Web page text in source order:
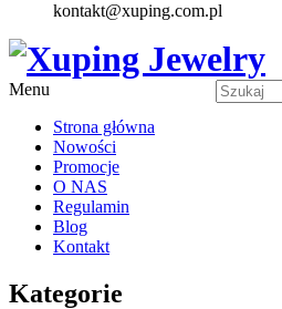
kontakt@xuping.com.pl
Menu
Strona główna
Nowości
Promocje
O NAS
Regulamin
Blog
Kontakt
Kategorie